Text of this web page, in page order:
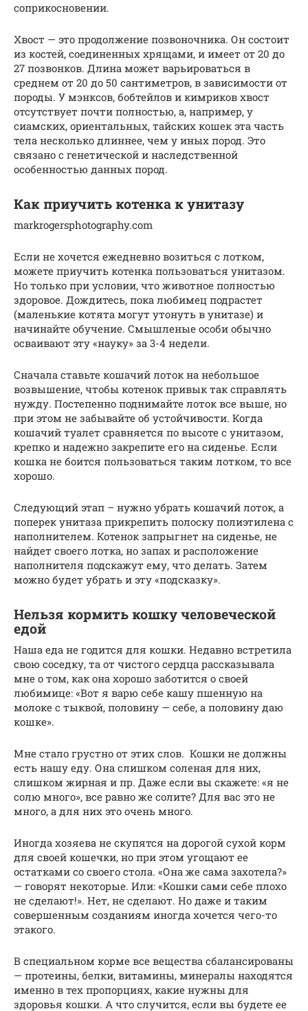
соприкосновении.
Хвост — это продолжение позвоночника. Он состоит
из костей, соединенных хрящами, и имеет от 20 до
27 позвонков. Длина может варьироваться в
среднем от 20 до 50 сантиметров, в зависимости от
породы. У мэнксов, бобтейлов и кимриков хвост
отсутствует почти полностью, а, например, у
сиамских, ориентальных, тайских кошек эта часть
тела несколько длиннее, чем у иных пород. Это
связано с генетической и наследственной
особенностью данных пород.
Как приучить котенка к унитазу
markrogersphotography.com
Если не хочется ежедневно возиться с лотком,
можете приучить котенка пользоваться унитазом.
Но только при условии, что животное полностью
здоровое. Дождитесь, пока любимец подрастет
(маленькие котята могут утонуть в унитазе) и
начинайте обучение. Смышленые особи обычно
осваивают эту «науку» за 3-4 недели.
Сначала ставьте кошачий лоток на небольшое
возвышение, чтобы котенок привык так справлять
нужду. Постепенно поднимайте лоток все выше, но
при этом не забывайте об устойчивости. Когда
кошачий туалет сравняется по высоте с унитазом,
крепко и надежно закрепите его на сиденье. Если
кошка не боится пользоваться таким лотком, то все
хорошо.
Следующий этап – нужно убрать кошачий лоток, а
поперек унитаза прикрепить полоску полиэтилена с
наполнителем. Котенок запрыгнет на сиденье, не
найдет своего лотка, но запах и расположение
наполнителя подскажут ему, что делать. Затем
можно будет убрать и эту «подсказку».
Нельзя кормить кошку человеческой
едой
Наша еда не годится для кошки. Недавно встретила
свою соседку, та от чистого сердца рассказывала
мне о том, как она хорошо заботится о своей
любимице: «Вот я варю себе кашу пшенную на
молоке с тыквой, половину — себе, а половину даю
кошке».
Мне стало грустно от этих слов. Кошки не должны
есть нашу еду. Она слишком соленая для них,
слишком жирная и пр. Даже если вы скажете: «я не
солю много», все равно же солите? Для вас это не
много, а для них это очень много.
Иногда хозяева не скупятся на дорогой сухой корм
для своей кошечки, но при этом угощают ее
остатками со своего стола. «Она же сама захотела?»
— говорят некоторые. Или: «Кошки сами себе плохо
не сделают!». Нет, не сделают. Но даже и таким
совершенным созданиям иногда хочется чего-то
этакого.
В специальном корме все вещества сбалансированы
— протеины, белки, витамины, минералы находятся
именно в тех пропорциях, какие нужны для
здоровья кошки. А что случится, если вы будете ее